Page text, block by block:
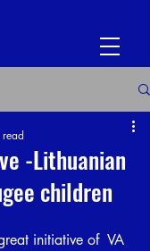
-Lithuanian
children
initiative of  VA